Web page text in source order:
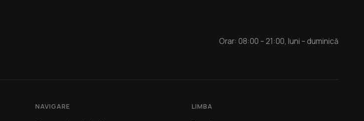
Orar: 08:00 – 21:00, luni – duminică
NAVIGARE LIMBA